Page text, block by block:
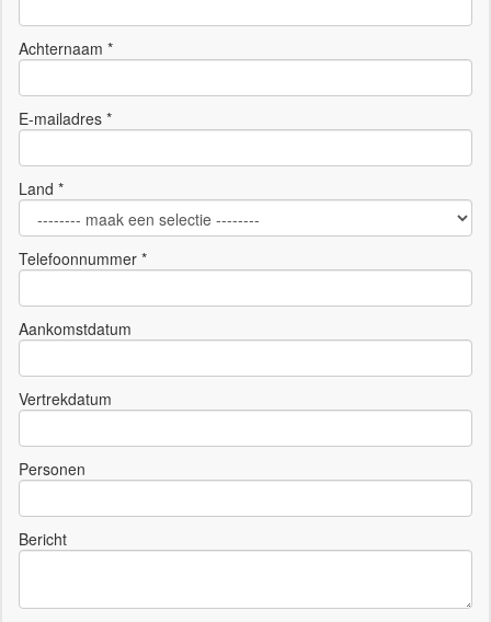
Achternaam *
E-mailadres *
Land *
Telefoonnummer *
Aankomstdatum
Vertrekdatum
Personen
Bericht